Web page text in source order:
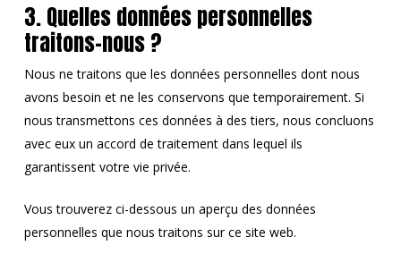
3. Quelles données personnelles
traitons-nous ?
Nous ne traitons que les données personnelles dont nous
avons besoin et ne les conservons que temporairement. Si
nous transmettons ces données à des tiers, nous concluons
avec eux un accord de traitement dans lequel ils
garantissent votre vie privée.
Vous trouverez ci-dessous un aperçu des données
personnelles que nous traitons sur ce site web.